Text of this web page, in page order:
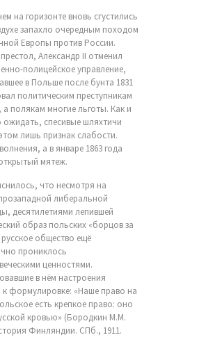
на горизонте вновь сгустились
запахло очередным походом
Европы против России.
Александр II отменил
полицейское управление,
в Польше после бунта 1831
политическим преступникам
полякам многие льготы. Как и
ожидать, спесивые шляхтичи
лишь признак слабости.
а в январе 1863 года
мятеж.
что несмотря на
либеральной
десятилетиями лепившей
образ польских «борцов за
общество ещё
прониклось
ценностями.
в нём настроения
к формулировке: «Наше право на
есть крепкое право: оно
кровью» (Бородкин М.М.
Финляндии. СПб., 1911.